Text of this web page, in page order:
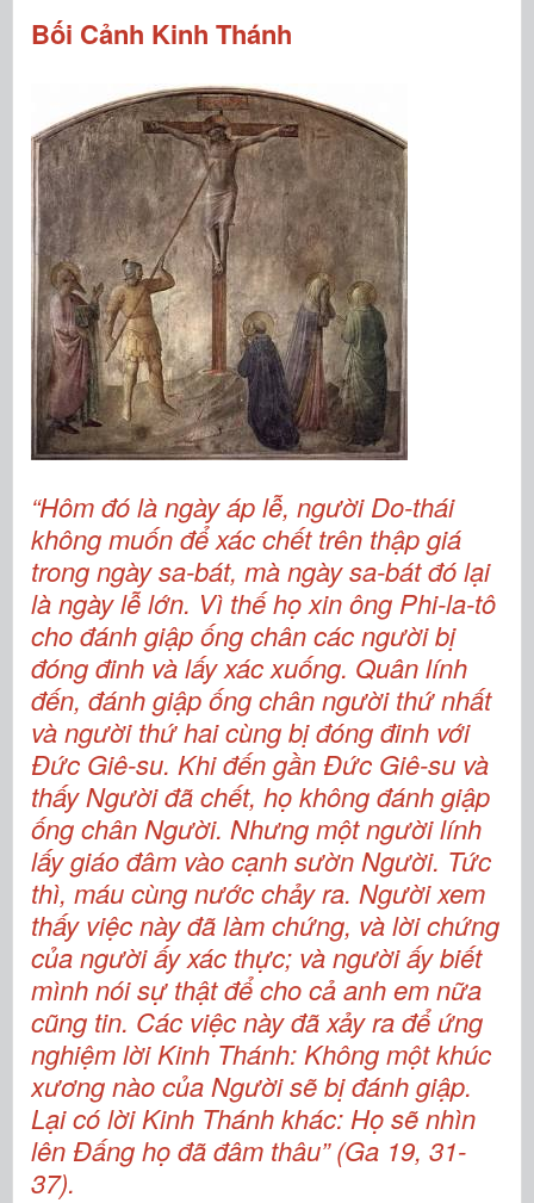
Bối Cảnh Kinh Thánh
“Hôm đó là ngày áp lễ, người Do-thái
không muốn để xác chết trên thập giá
trong ngày sa-bát, mà ngày sa-bát đó lại
là ngày lễ lớn. Vì thế họ xin ông Phi-la-tô
cho đánh giập ống chân các người bị
đóng đinh và lấy xác xuống. Quân lính
đến, đánh giập ống chân người thứ nhất
và người thứ hai cùng bị đóng đinh với
Đức Giê-su. Khi đến gần Đức Giê-su và
thấy Người đã chết, họ không đánh giập
ống chân Người. Nhưng một người lính
lấy giáo đâm vào cạnh sườn Người. Tức
thì, máu cùng nước chảy ra. Người xem
thấy việc này đã làm chứng, và lời chứng
của người ấy xác thực; và người ấy biết
mình nói sự thật để cho cả anh em nữa
cũng tin. Các việc này đã xảy ra để ứng
nghiệm lời Kinh Thánh: Không một khúc
xương nào của Người sẽ bị đánh giập.
Lại có lời Kinh Thánh khác: Họ sẽ nhìn
lên Đấng họ đã đâm thâu” (Ga 19, 31-
37).